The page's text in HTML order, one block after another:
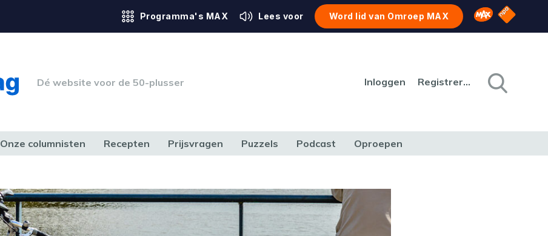
Programma's MAX Lees voor Word lid van Omroep MAX Omroep MAX
NPO
Dé website voor de 50-plusser Inloggen Registreren
Onze columnisten Recepten Prijsvragen Puzzels Podcast Oproepen